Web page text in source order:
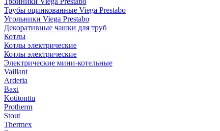
Трубы оцинкованные Viega Prestabo
Угольники Viega Prestabo
Декоративные чашки для труб
Котлы
Котлы электрические
Котлы электрические
Электрические мини-котельные
Vaillant
Arderia
Baxi
Kotitonttu
Protherm
Stout
Thermex